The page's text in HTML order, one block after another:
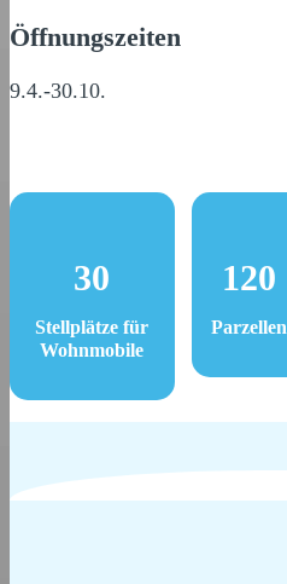
Öffnungszeiten
9.4.-30.10.
30
Stellplätze für
Wohnmobile
120
Parzellen